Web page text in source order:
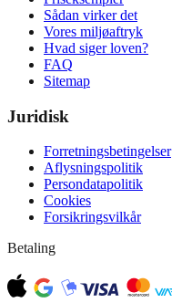
Sådan virker det
Vores miljøaftryk
Hvad siger loven?
FAQ
Sitemap
Juridisk
Forretningsbetingelser
Aflysningspolitik
Persondatapolitik
Cookies
Forsikringsvilkår
Betaling